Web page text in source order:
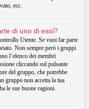
ecc.
di uno di essi?
Utente. Se vuoi far parte
Non sempre però i gruppi
l’elenco dei membri
cliccando sul pulsante
del gruppo, che potrebbe
gruppo non accetta la tua
le sue buone ragioni.